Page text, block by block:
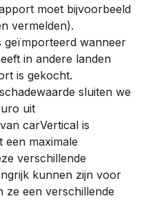
moet bijvoorbeeld
vermelden).
geïmporteerd wanneer
in andere landen
is gekocht.
sluiten we
uit
carVertical is
maximale
verschillende
kunnen zijn voor
ze een verschillende